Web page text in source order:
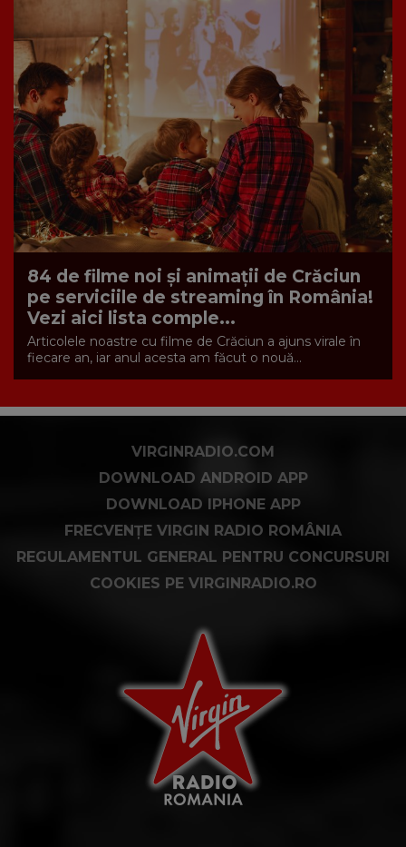
84 de filme noi și animații de Crăciun
pe serviciile de streaming în România!
Vezi aici lista comple...
Articolele noastre cu filme de Crăciun a ajuns virale în
fiecare an, iar anul acesta am făcut o nouă...
VIRGINRADIO.COM
DOWNLOAD ANDROID APP
DOWNLOAD IPHONE APP
FRECVENȚE VIRGIN RADIO ROMÂNIA
REGULAMENTUL GENERAL PENTRU CONCURSURI
COOKIES PE VIRGINRADIO.RO